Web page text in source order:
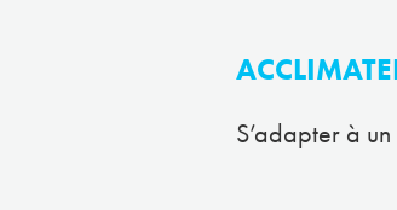
S’adapter à